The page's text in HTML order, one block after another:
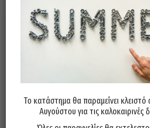
Το κατάστημα θα παραμείνει
Αυγούστου για τις καλοκαιρινές